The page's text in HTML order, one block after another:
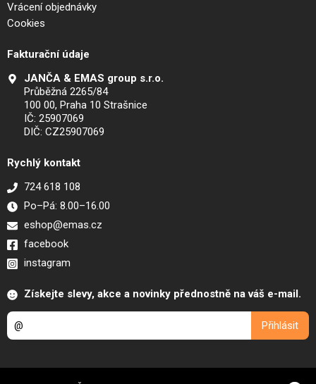
Vrácení objednávky
Cookies
Fakturační údaje
JANČA & EMAS group s.r.o.
Průběžná 2265/84
100 00, Praha 10 Strašnice
IČ: 25907069
DIČ: CZ25907069
Rychlý kontakt
724 618 108
Po–Pá: 8.00–16.00
eshop@emas.cz
facebook
instagram
Získejte slevy, akce a novinky přednostně na váš e-mail.